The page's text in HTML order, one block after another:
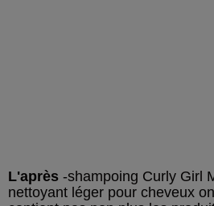
L'après -shampoing Curly Girl
nettoyant léger pour cheveux